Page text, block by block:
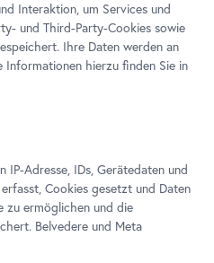
Interaktion, um Services und
und Third-Party-Cookies sowie
Ihre Daten werden an
hierzu finden Sie in
IP-Adresse, IDs, Gerätedaten und
Cookies gesetzt und Daten
zu ermöglichen und die
Belvedere und Meta